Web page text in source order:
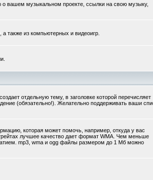
вашем музыкальном проекте, ссылки на свою музыку,
также из компьютерных и видеоигр.
отдельную тему, в заголовке которой перечисляет
(обязательно!). Желательно поддерживать ваши
которая может помочь, например, откуда у вас
лучшее качество дает формат WMA. Чем меньше
mp3, wma и ogg файлы размером до 1 Мб можно